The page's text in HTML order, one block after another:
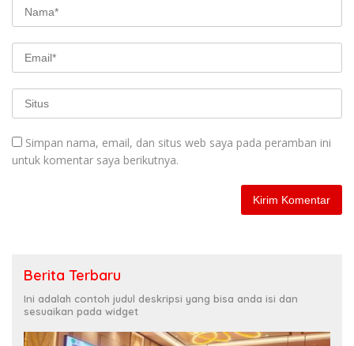
Simpan nama, email, dan situs web saya pada peramban ini
untuk komentar saya berikutnya.
Berita Terbaru
Ini adalah contoh judul deskripsi yang bisa anda isi dan
sesuaikan pada widget